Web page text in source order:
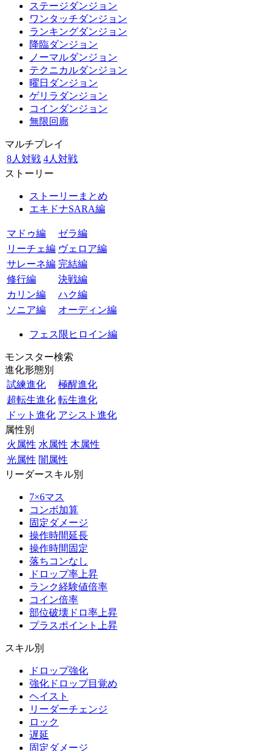
ステージダンジョン
ワンタッチダンジョン
ランキングダンジョン
降臨ダンジョン
ノーマルダンジョン
テクニカルダンジョン
曜日ダンジョン
ゲリラダンジョン
コインダンジョン
無限回廊
マルチプレイ
8人対戦 4人対戦
ストーリー
ストーリーまとめ
エキドナSARA編
マドゥ編
ゼラ編
リーチェ編 ヴェロア編
サレーネ編 完結編
修行編
決戦編
カリン編
ハク編
ソニア編
オーディン編
フェス限ヒロイン編
モンスター検索
進化形態別
試練進化
極醒進化
超転生進化 転生進化
ドット進化 アシスト進化
属性別
火属性 水属性 木属性
光属性 闇属性
リーダースキル別
7×6マス
コンボ加算
固定ダメージ
操作時間延長
操作時間固定
落ちコンなし
ドロップ率上昇
ランク経験値倍率
コイン倍率
部位破壊ドロ率上昇
プラスポイント上昇
スキル別
ドロップ強化
強化ドロップ目覚め
ヘイスト
リーダーチェンジ
ロック
遅延
固定ダメージ